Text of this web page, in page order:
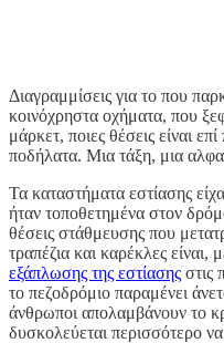
Διαγραμμίσεις για το που
κοινόχρηστα οχήματα, που
μάρκετ, ποιες θέσεις είναι
ποδήλατα. Μια τάξη, μια
Τα καταστήματα εστίασης
ήταν τοποθετημένα στον
θέσεις στάθμευσης που
τραπέζια και καρέκλες είναι,
εξάπλωσης της εστίασης στις
το πεζοδρόμιο παραμένει
άνθρωποι απολαμβάνουν το
δυσκολεύεται περισσότερο